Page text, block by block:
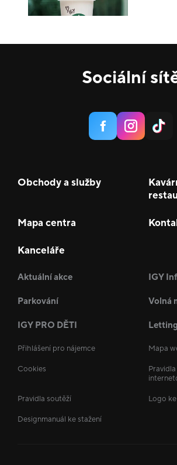
Sociální
Obchody a služby
Mapa centra
Kanceláře
Aktuální akce IGY
Parkování Volná
IGY PRO DĚTI Letting
Přihlášení pro nájemce Mapa
Cookies
Pravidla soutěží Logo
Designmanuál ke stažení